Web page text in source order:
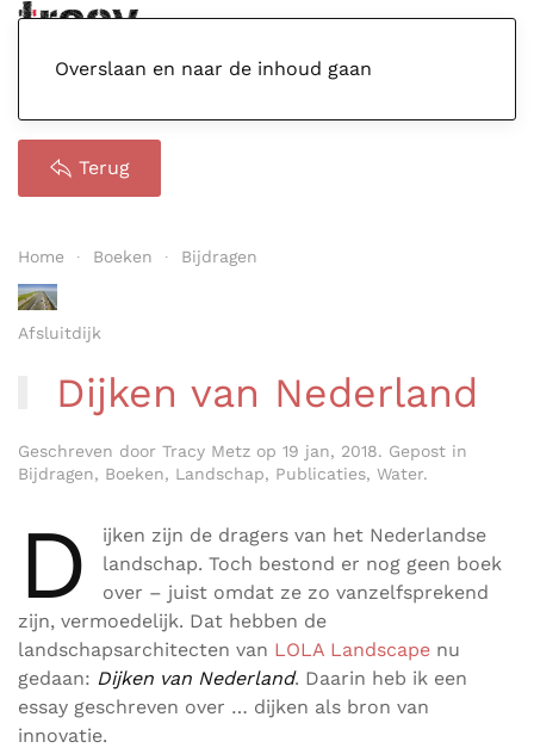
Overslaan en naar de inhoud gaan
Terug
Home Boeken Bijdragen
Afsluitdijk
Dijken van Nederland
Geschreven door Tracy Metz op 19 jan, 2018. Gepost in
Bijdragen, Boeken, Landschap, Publicaties, Water.
D
ijken zijn de dragers van het Nederlandse
landschap. Toch bestond er nog geen boek
over – juist omdat ze zo vanzelfsprekend
zijn, vermoedelijk. Dat hebben de
landschapsarchitecten van LOLA Landscape nu
gedaan: Dijken van Nederland. Daarin heb ik een
essay geschreven over … dijken als bron van
innovatie.